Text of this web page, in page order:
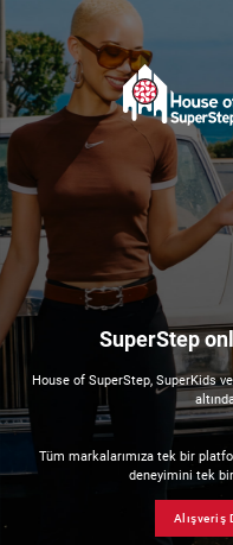
SuperStep
House of SuperStep, SuperKids
Tüm markalarımıza tek bir
deneyimini tek
Alışveriş